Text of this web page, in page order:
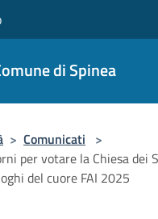
di Spinea
> Comunicati >
per votare la Chiesa dei
del cuore FAI 2025